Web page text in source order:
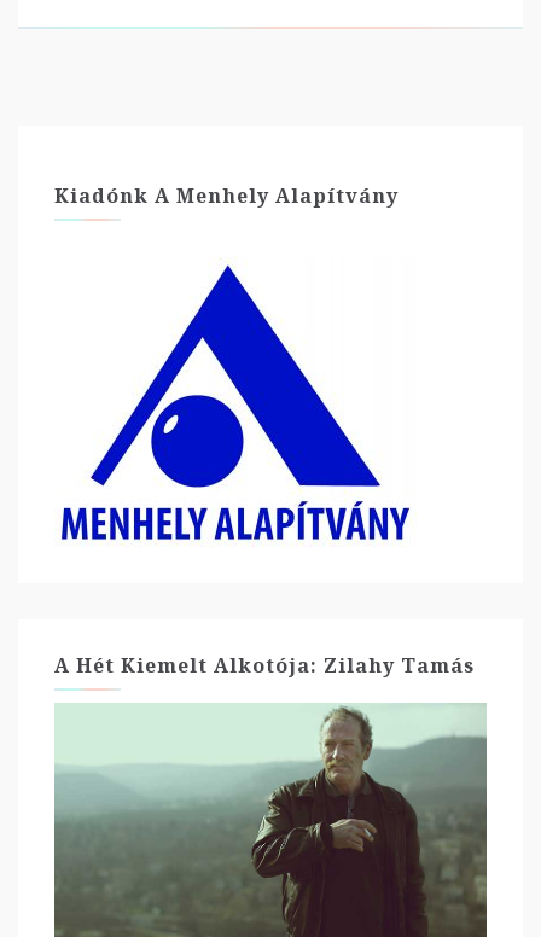
Kiadónk A Menhely Alapítvány
A Hét Kiemelt Alkotója: Zilahy Tamás